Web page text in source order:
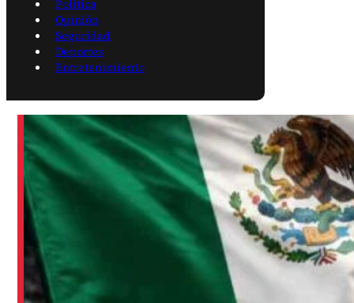
Política
Opinión
Seguridad
Deportes
Entretenimiento